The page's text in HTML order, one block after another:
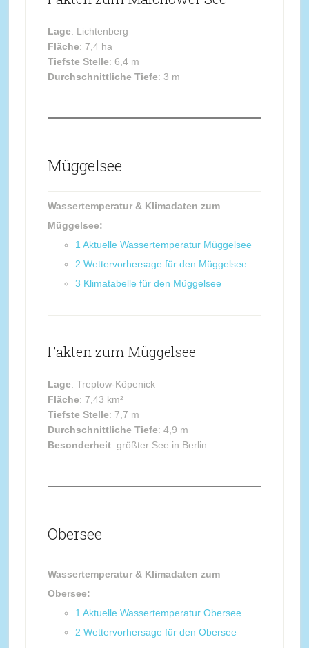
Lage: Lichtenberg
Fläche: 7,4 ha
Tiefste Stelle: 6,4 m
Durchschnittliche Tiefe: 3 m
Müggelsee
Wassertemperatur & Klimadaten zum
Müggelsee:
1 Aktuelle Wassertemperatur Müggelsee
2 Wettervorhersage für den Müggelsee
3 Klimatabelle für den Müggelsee
Fakten zum Müggelsee
Lage: Treptow-Köpenick
Fläche: 7,43 km²
Tiefste Stelle: 7,7 m
Durchschnittliche Tiefe: 4,9 m
Besonderheit: größter See in Berlin
Obersee
Wassertemperatur & Klimadaten zum
Obersee:
1 Aktuelle Wassertemperatur Obersee
2 Wettervorhersage für den Obersee